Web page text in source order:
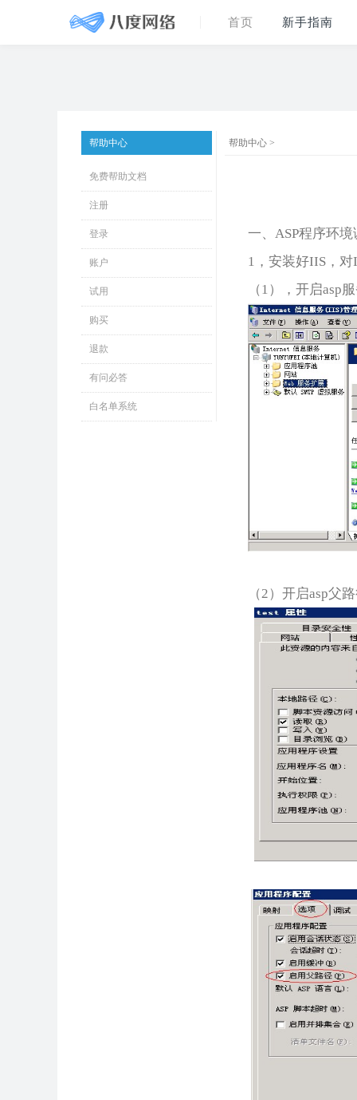
首页 新手指南
帮助中心
免费帮助文档
注册
登录
账户
试用
购买
退款
有问必答
白名单系统
帮助中心 >
一、ASP程序环
1，安装好IIS，
（1），开启asp
（2）开启asp父